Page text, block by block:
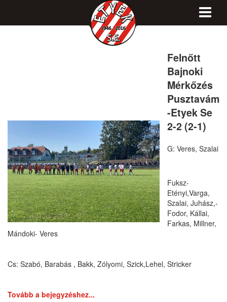
Felnőtt
Bajnoki
Mérkőzés
Pusztavám
-Etyek Se
2-2 (2-1)
G: Veres, Szalai
Fuksz-
Etényi,Varga,
Szalai, Juhász,-
Fodor, Kállai,
Farkas, Millner,
Mándoki- Veres
Cs: Szabó, Barabás , Bakk, Zólyomi, Szick,Lehel, Stricker
Tovább a bejegyzéshez...